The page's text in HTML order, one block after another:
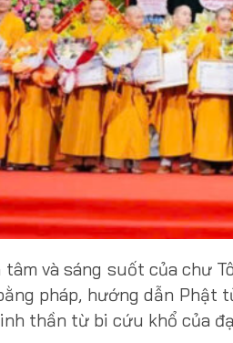
và sáng suốt của chư
pháp, hướng dẫn
thần từ bi cứu khổ của